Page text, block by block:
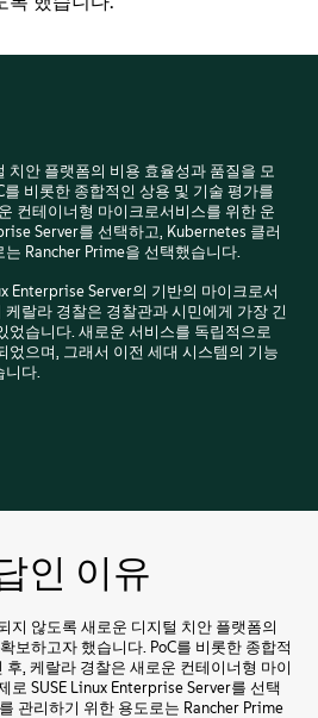
치안 플랫폼의 비용 효율성과 품질을 모
비롯한 종합적인 상용 및 기술 평가를
컨테이너형 마이크로서비스를 위한 운
Server를 선택하고, Kubernetes 클러
Rancher Prime을 선택했습니다.
Enterprise Server의 기반의 마이크로서
랄라 경찰은 경찰관과 시민에게 가장 긴
었습니다. 새로운 서비스를 독립적으로
었으며, 그래서 이전 세대 시스템의 기능
니다.
인 이유
지 않도록 새로운 디지털 치안 플랫폼의
보하고자 했습니다. PoC를 비롯한 종합적
후, 케랄라 경찰은 새로운 컨테이너형 마이
로 SUSE Linux Enterprise Server를 선택
관리하기 위한 용도로는 Rancher Prime